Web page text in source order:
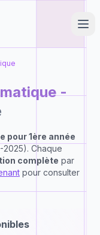
-
pour1ère année
2025). Chaque
complète par
pour consulter